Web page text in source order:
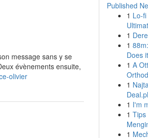
message sans y se
évènements ensuite,
olivier
Published
1 Lo-
1
1
Does
1 A
1
1 I'm
1 Tips
1